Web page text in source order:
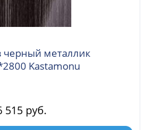
черный металлик
Kastamonu
515 руб.